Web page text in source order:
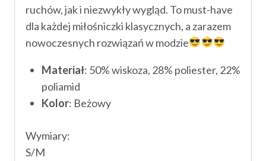
ruchów, jak i niezwykły wygląd. To must-have
dla każdej miłośniczki klasycznych, a zarazem
nowoczesnych rozwiązań w modzie
Materiał: 50% wiskoza, 28% poliester, 22%
poliamid
Kolor: Beżowy
Wymiary:
S/M